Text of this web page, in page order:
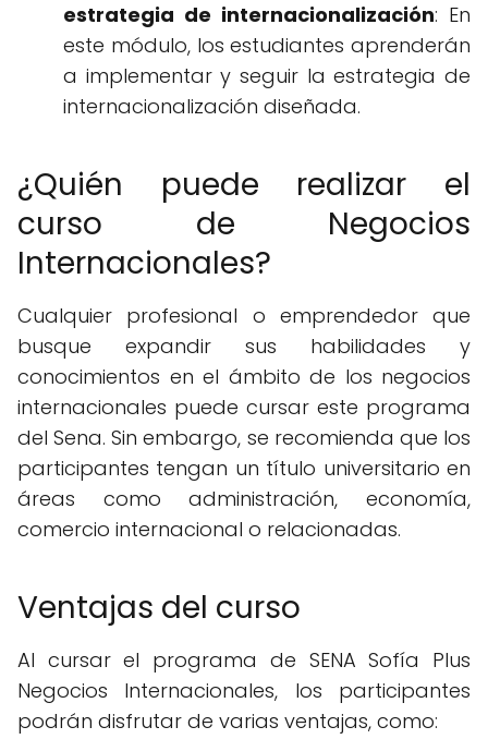
estrategia de internacionalización: En
este módulo, los estudiantes aprenderán
a implementar y seguir la estrategia de
internacionalización diseñada.
¿Quién puede realizar el
curso de Negocios
Internacionales?
Cualquier profesional o emprendedor que
busque expandir sus habilidades y
conocimientos en el ámbito de los negocios
internacionales puede cursar este programa
del Sena. Sin embargo, se recomienda que los
participantes tengan un título universitario en
áreas como administración, economía,
comercio internacional o relacionadas.
Ventajas del curso
Al cursar el programa de SENA Sofía Plus
Negocios Internacionales, los participantes
podrán disfrutar de varias ventajas, como: